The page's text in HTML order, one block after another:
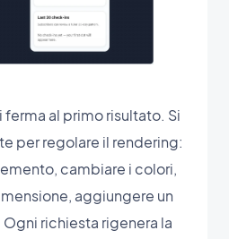
ferma al primo risultato. Si
per regolare il rendering:
cambiare i colori,
aggiungere un
richiesta rigenera la